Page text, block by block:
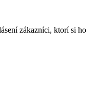
zákazníci, ktorí si ho